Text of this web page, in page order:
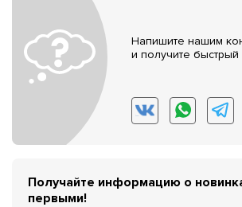
Напишите нашим
и получите быстрый
Получайте информацию о
первыми!